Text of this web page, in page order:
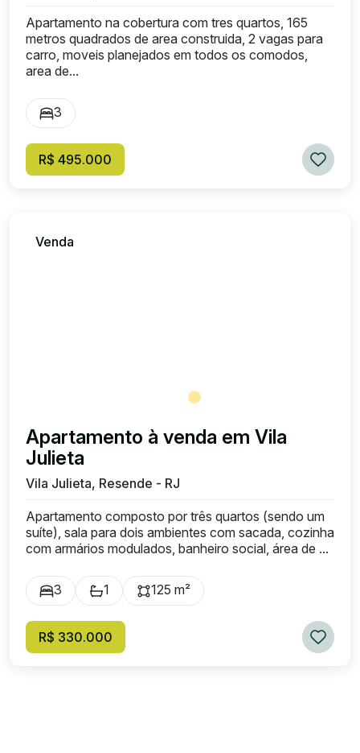
Apartamento na cobertura com tres quartos, 165
metros quadrados de area construida, 2 vagas para
carro, moveis planejados em todos os comodos,
area de...
3
R$ 495.000
Venda
Apartamento à venda em Vila
Julieta
Vila Julieta, Resende - RJ
Apartamento composto por três quartos (sendo um
suíte), sala para dois ambientes com sacada, cozinha
com armários modulados, banheiro social, área de ...
3 1 125 m²
R$ 330.000